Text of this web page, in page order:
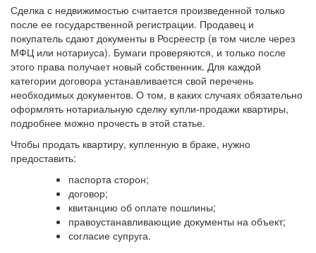
Сделка с недвижимостью считается произведенной только
после ее государственной регистрации. Продавец и
покупатель сдают документы в Росреестр (в том числе через
МФЦ или нотариуса). Бумаги проверяются, и только после
этого права получает новый собственник. Для каждой
категории договора устанавливается свой перечень
необходимых документов. О том, в каких случаях обязательно
оформлять нотариальную сделку купли-продажи квартиры,
подробнее можно прочесть в этой статье.
Чтобы продать квартиру, купленную в браке, нужно
предоставить:
паспорта сторон;
договор;
квитанцию об оплате пошлины;
правоустанавливающие документы на объект;
согласие супруга.